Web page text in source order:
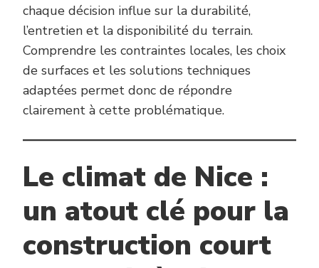
chaque décision influe sur la durabilité,
l’entretien et la disponibilité du terrain.
Comprendre les contraintes locales, les choix
de surfaces et les solutions techniques
adaptées permet donc de répondre
clairement à cette problématique.
Le climat de Nice :
un atout clé pour la
construction court